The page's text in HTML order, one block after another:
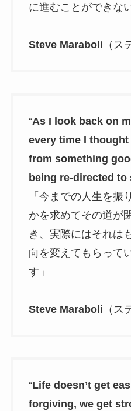
に進むことができな
Steve Maraboli （ス
“As I look back on
every time I
from something
being re-directed to
「今までの人生を振
かを求めてその道が
き、実際にはそれは
向を変えてもらって
す」
Steve Maraboli （ス
“Life doesn’t get
forgiving, we get